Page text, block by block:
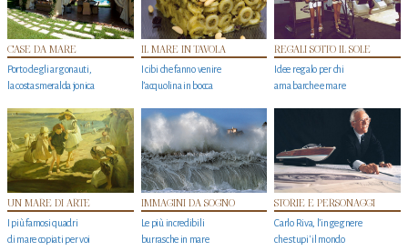
CASE DA MARE
Porto degli argonauti,
la costa smeralda jonica
IL MARE IN TAVOLA
I cibi che fanno venire
l’acquolina in bocca
REGALI SOTTO IL SOLE
Idee regalo per chi
ama barche e mare
UN MARE DI ARTE
I più famosi quadri
di mare copiati per voi
IMMAGINI DA SOGNO
Le più incredibili
burrasche in mare
STORIE E PERSONAGGI
Carlo Riva, l’ingegnere
che stupi' il mondo